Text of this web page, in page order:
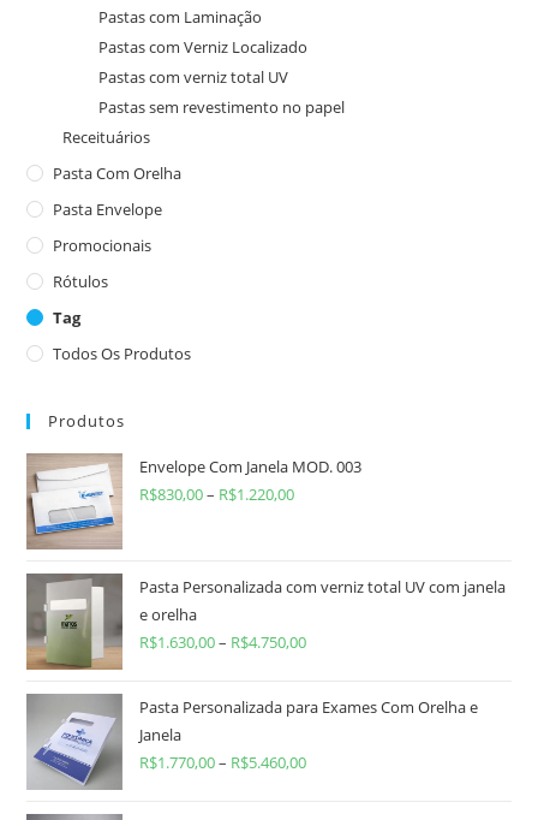
Pastas com Laminação
Pastas com Verniz Localizado
Pastas com verniz total UV
Pastas sem revestimento no papel
Receituários
Pasta Com Orelha
Pasta Envelope
Promocionais
Rótulos
Tag
Todos Os Produtos
Produtos
Envelope Com Janela MOD. 003
R$830,00– R$1.220,00
Pasta Personalizada com verniz total UV com janela
e orelha
R$1.630,00– R$4.750,00
Pasta Personalizada para Exames Com Orelha e
Janela
R$1.770,00– R$5.460,00